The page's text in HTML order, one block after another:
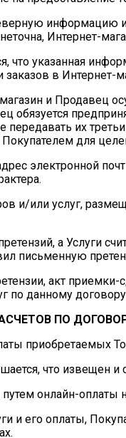
информацию
Интернет-
что указанная
в Интернет-
и Продавец
обязуется
передавать их
для
электронной
и/или услуг,
а Услуги
письменную
акт
по данному
ПО
приобретаемых
что извещен
путем онлайн-
и его оплаты,